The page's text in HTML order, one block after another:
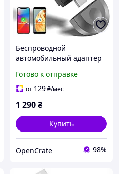
Беспроводной
автомобильный адаптер
Android, конвертер
Bluetooth Plug & Play
Готово к отправке
от 129₴/мес
1 290₴
Купить
OpenCrate 98%